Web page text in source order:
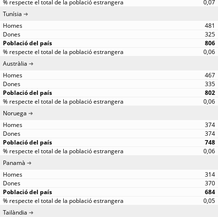
0,07
Tunísia
481
325
806
0,06
Austràlia
467
335
802
0,06
Noruega
374
374
748
0,06
Panamà
314
370
684
0,05
Tailàndia